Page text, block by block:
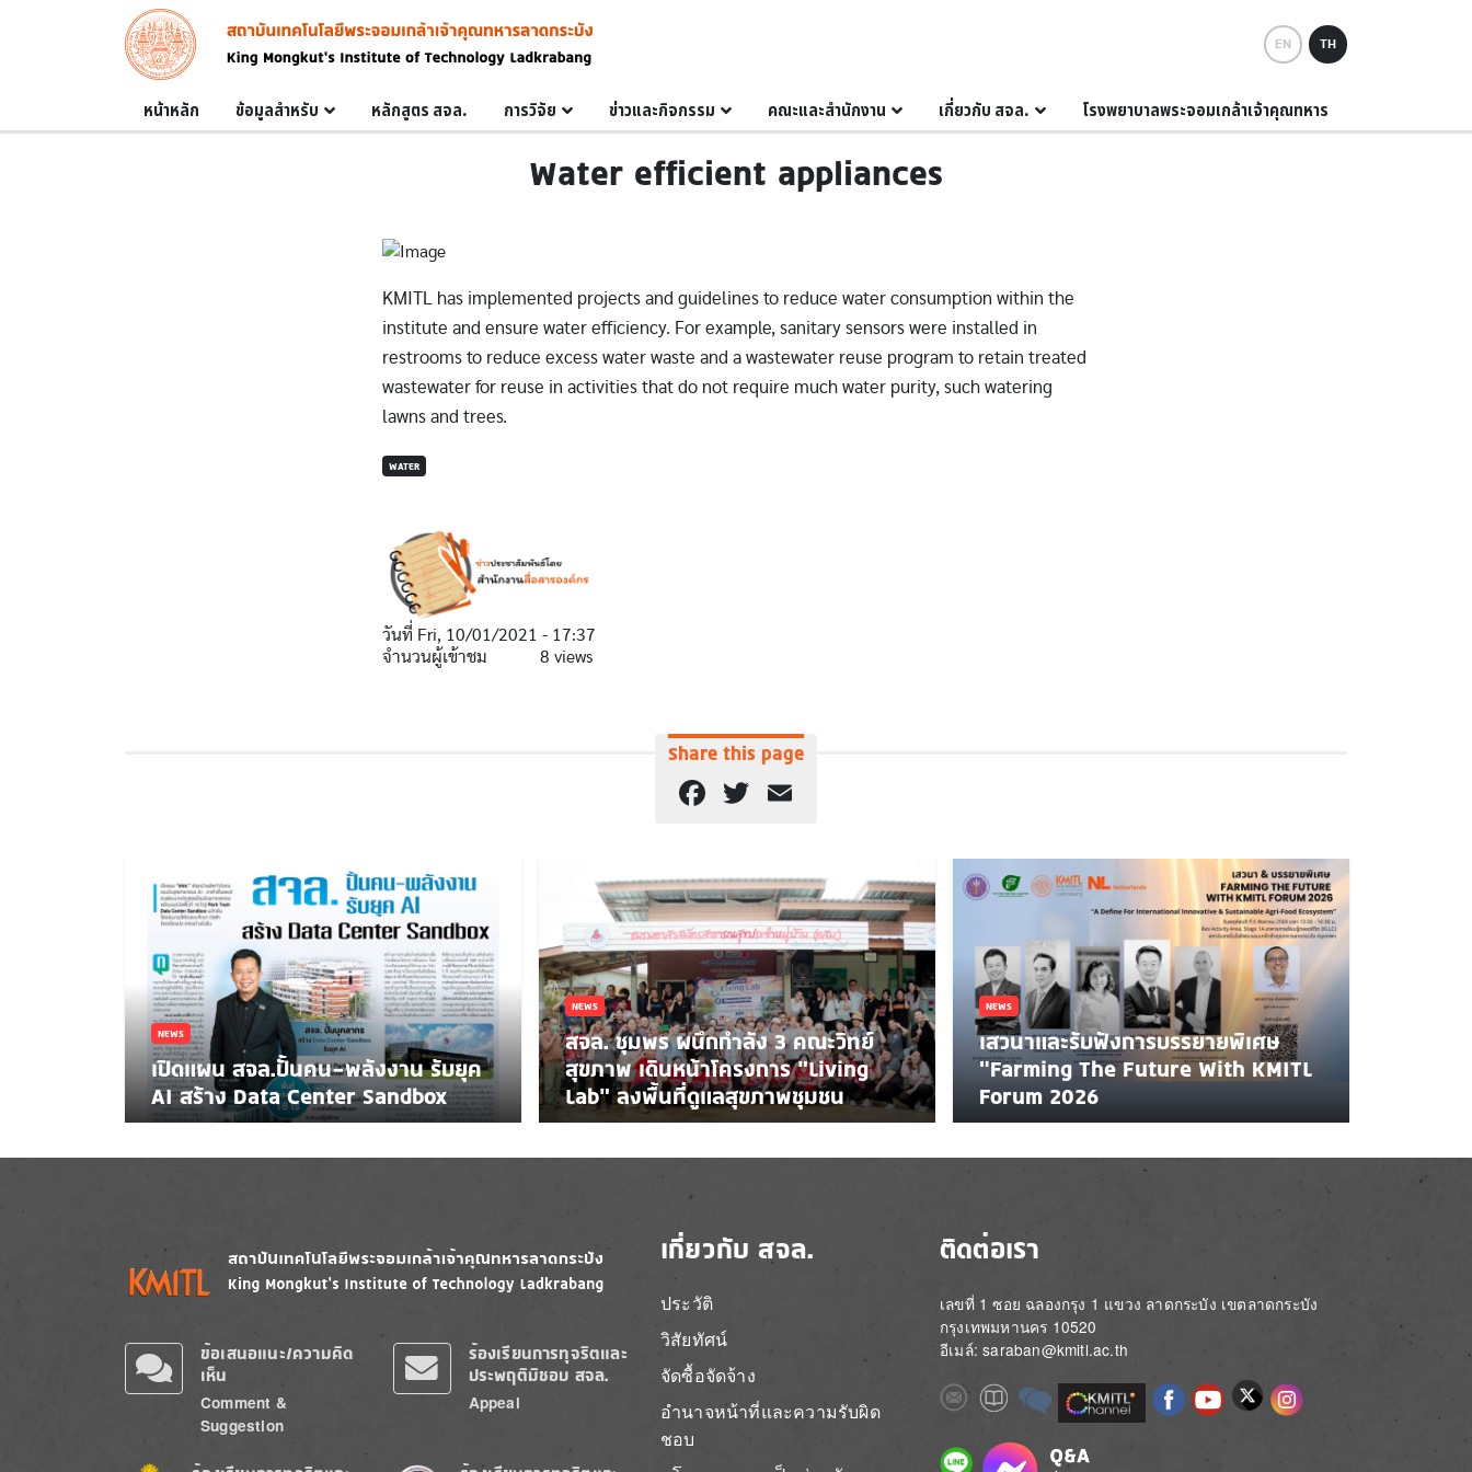
Skip to main content
Image
EN TH
Main navigation
หน้าหลัก ข้อมูลสำหรับ หลักสูตร สจล. การวิจัย ข่าวและกิจกรรม คณะและสำนักงาน เกี่ยวกับ สจล. โรงพยาบาลพระจอมเกล้าเจ้าคุณทหาร
Water efficient appliances
KMITL has implemented projects and guidelines to reduce water consumption within the
institute and ensure water efficiency. For example, sanitary sensors were installed in
restrooms to reduce excess water waste and a wastewater reuse program to retain treated
wastewater for reuse in activities that do not require much water purity, such watering
lawns and trees.
WATER
วันที่ Fri, 10/01/2021 - 17:37
จำนวนผู้เข้าชม
8 views
Share this page
Facebook
Twitter
NEWS
เปิดแผน สจล.ปั้นคน-พลังงาน รับยุค
AI สร้าง Data Center Sandbox
NEWS
สจล. ชุมพร ผนึกกำลัง 3 คณะวิทย์
สุขภาพ เดินหน้าโครงการ “Living
Lab” ลงพื้นที่ดูแลสุขภาพชุมชน
NEWS
เสวนาและรับฟังการบรรยายพิเศษ
"Farming The Future With KMITL
Forum 2026
Image Image
ข้อเสนอแนะ/ความคิด
เห็น
Comment &
Suggestion
ร้องเรียนการทุจริตและ
ประพฤติมิชอบ สจล.
Appeal
เกี่ยวกับ สจล.
ประวัติ
วิสัยทัศน์
จัดซื้อจัดจ้าง
อำนาจหน้าที่และความรับผิด
ชอบ
ติดต่อเรา
เลขที่ 1 ซอย ฉลองกรุง 1 แขวง ลาดกระบัง เขตลาดกระบัง
กรุงเทพมหานคร 10520
อีเมล์: saraban@kmitl.ac.th
ImageImageImage Image ImageImageImageImage
Image Image